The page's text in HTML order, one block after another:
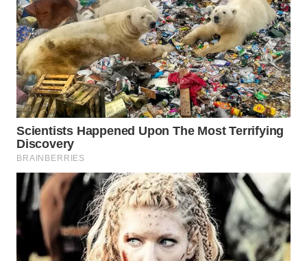
WN
TAPANULI
TENGAH
WN DELI
SERDANG
WN
TEBING
WN
PAKPAK
WN